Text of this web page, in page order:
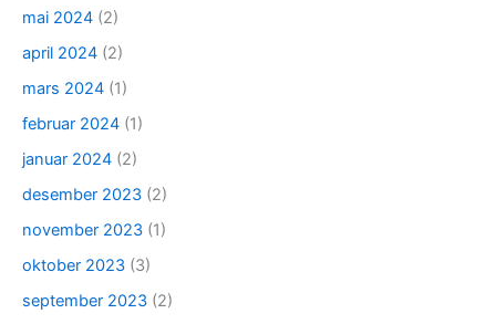
mai 2024 (2)
april 2024 (2)
mars 2024 (1)
februar 2024 (1)
januar 2024 (2)
desember 2023 (2)
november 2023 (1)
oktober 2023 (3)
september 2023 (2)